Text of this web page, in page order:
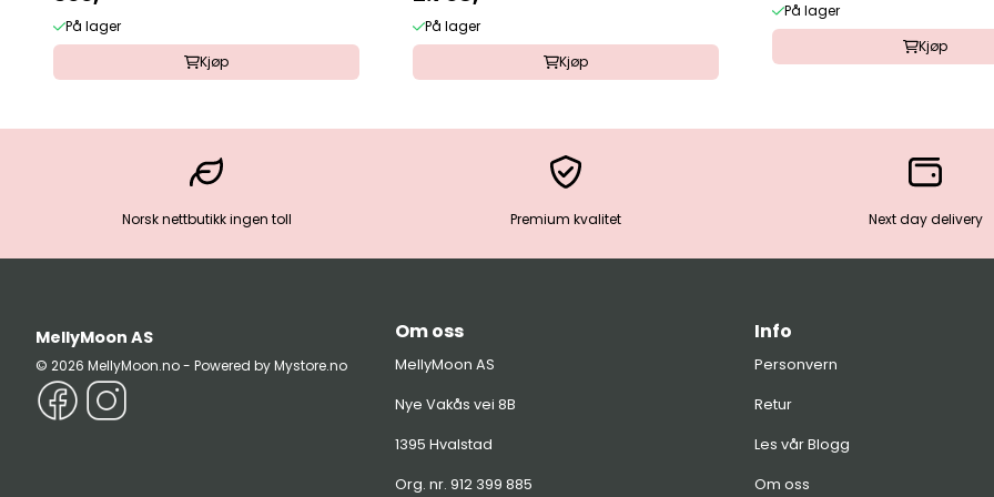
På lager
Kjøp
På lager
Kjøp
På lager
Kjøp
Norsk nettbutikk ingen toll Premium kvalitet Next day delivery
MellyMoon AS
© 2026 MellyMoon.no - Powered by Mystore.no
Om oss
MellyMoon AS
Nye Vakås vei 8B
1395 Hvalstad
Org. nr. 912 399 885
Info
Personvern
Retur
Les vår Blogg
Om oss